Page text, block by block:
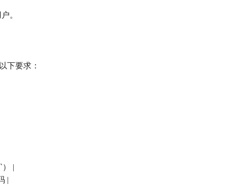
。
下要求：
|
|